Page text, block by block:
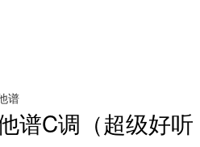
谱
谱C调（超级好听